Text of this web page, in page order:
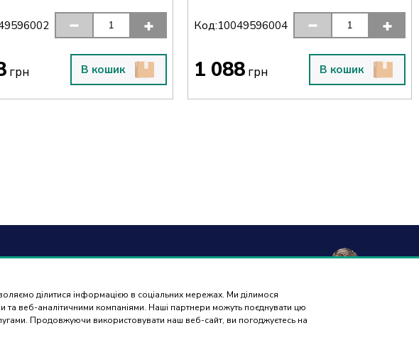
ділитися інформацією в соціальних мережах. Ми ділимося
та веб-аналітичними компаніями. Наші партнери можуть поєднувати цю
Продовжуючи використовувати наш веб-сайт, ви погоджуєтесь на
грн В кошик
Код:10049596004
1 088 грн В кошик
доставка
повернення